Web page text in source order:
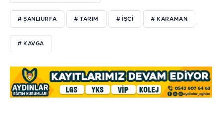
# ŞANLIURFA # TARIM # İŞÇİ # KARAMAN
# KAVGA